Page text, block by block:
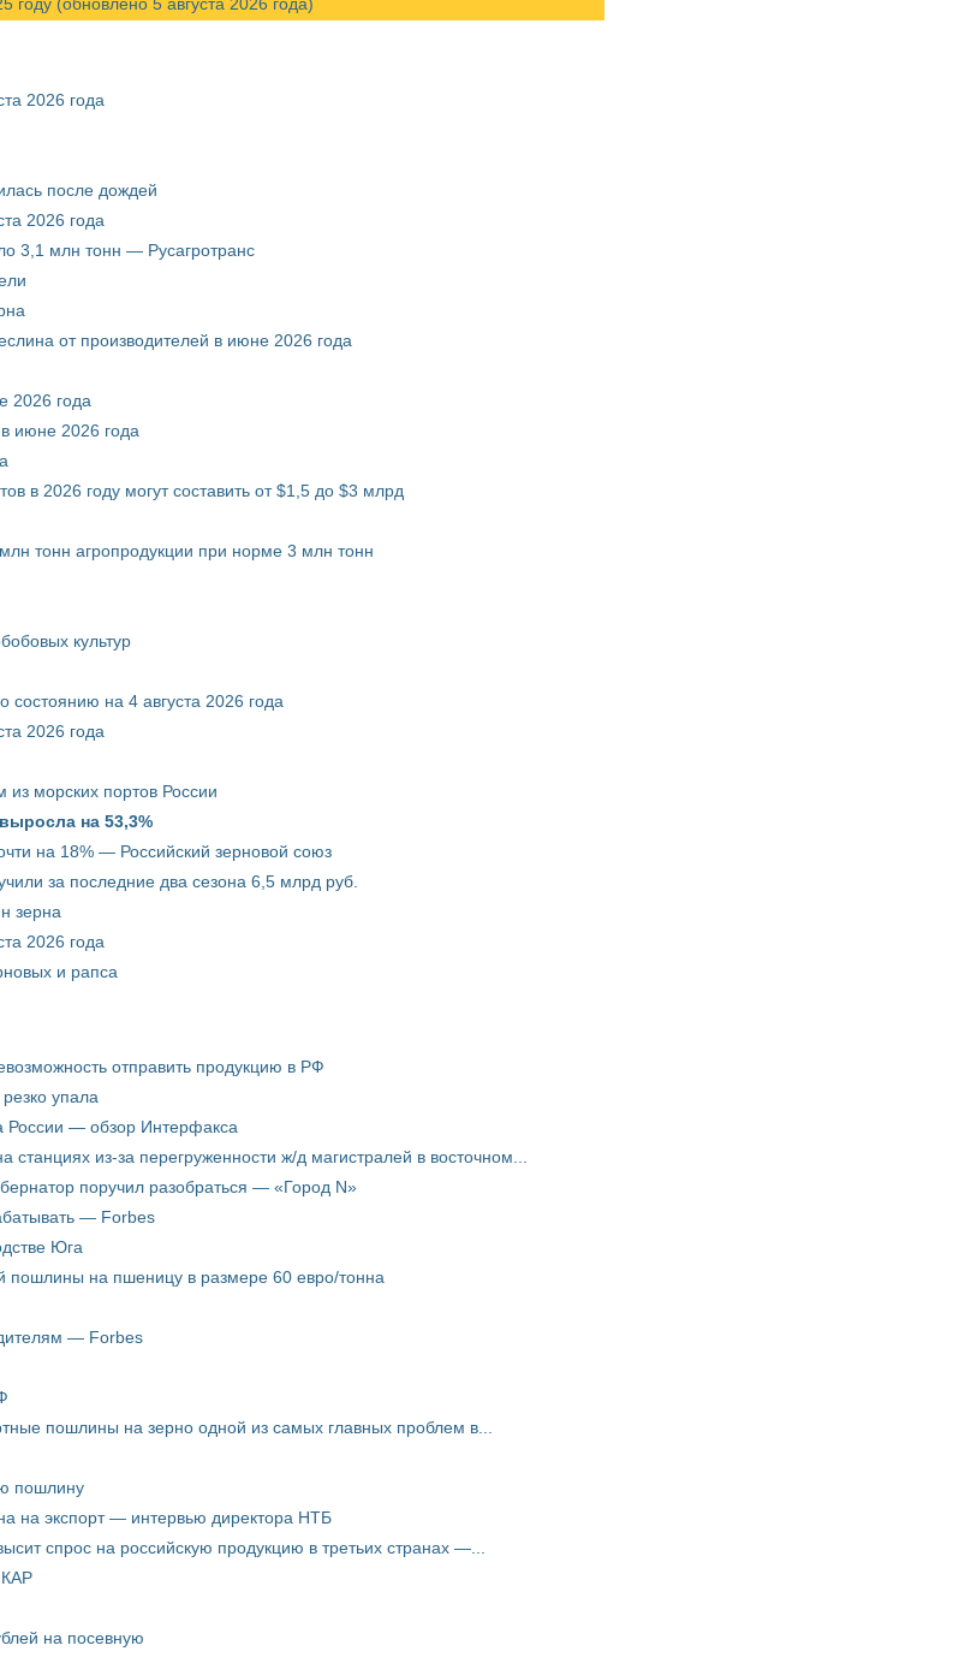
2026 года
после дождей
2026 года
3,1 млн тонн — Русагротранс
от производителей в июне 2026 года
2026 года
июне 2026 года
в 2026 году могут составить от $1,5 до $3 млрд
тонн агропродукции при норме 3 млн тонн
культур
состоянию на 4 августа 2026 года
2026 года
из морских портов России
на 53,3%
на 18% — Российский зерновой союз
за последние два сезона 6,5 млрд руб.
зерна
2026 года
и рапса
отправить продукцию в РФ
упала
России — обзор Интерфакса
станциях из-за перегруженности ж/д магистралей в восточном...
поручил разобраться — «Город N»
— Forbes
Юга
пошлины на пшеницу в размере 60 евро/тонна
— Forbes
пошлины на зерно одной из самых главных проблем в...
пошлину
на экспорт — интервью директора НТБ
спрос на российскую продукцию в третьих странах —...
на посевную